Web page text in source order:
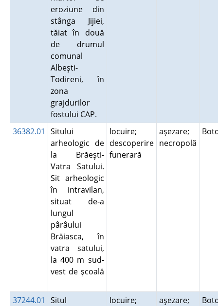
eroziune din
stânga Jijiei,
tăiat în două
de drumul
comunal
Albeşti-
Todireni, în
zona
grajdurilor
fostului CAP.
36382.01
Sitului
arheologic de
la Brăeşti-
Vatra Satului.
Sit arheologic
în intravilan,
situat de-a
lungul
pârâului
Brăiasca, în
vatra satului,
la 400 m sud-
vest de şcoală
locuire;
descoperire
funerară
aşezare;
necropolă
37244.01
Situl
locuire;
aşezare;